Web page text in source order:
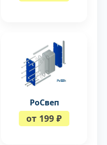
РоСвеп
от 199 ₽